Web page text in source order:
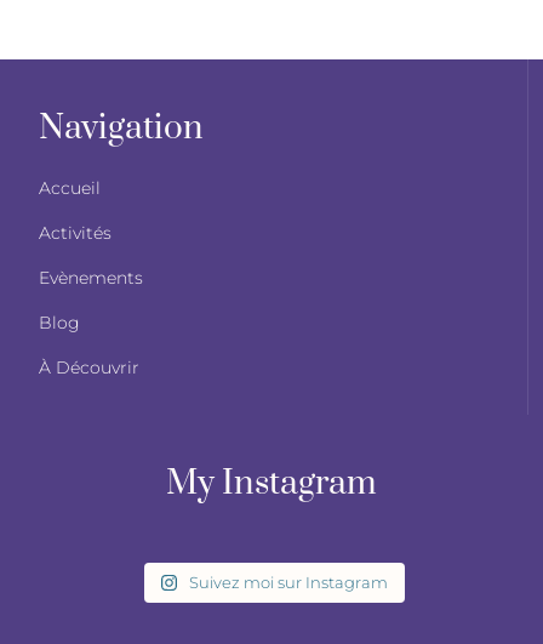
Navigation
Accueil
Activités
Evènements
Blog
À Découvrir
My Instagram
Suivez moi sur Instagram